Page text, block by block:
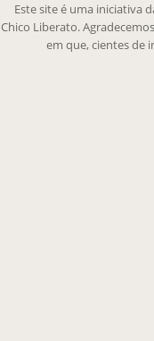
Este site é uma iniciativa
Chico Liberato.
em que, cientes de